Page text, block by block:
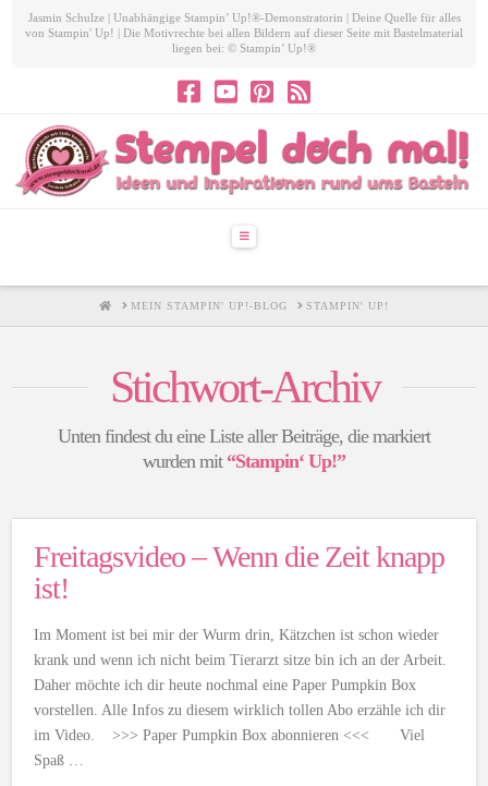
Jasmin Schulze | Unabhängige Stampin’ Up!®-Demonstratorin | Deine Quelle für alles
von Stampin' Up! | Die Motivrechte bei allen Bildern auf dieser Seite mit Bastelmaterial
liegen bei: © Stampin’ Up!®
Navigation
HOMEMEIN STAMPIN' UP!-BLOG STAMPIN' UP!
Stichwort-Archiv
Unten findest du eine Liste aller Beiträge, die markiert
wurden mit “Stampin‘ Up!”
Freitagsvideo – Wenn die Zeit knapp
ist!
Im Moment ist bei mir der Wurm drin, Kätzchen ist schon wieder
krank und wenn ich nicht beim Tierarzt sitze bin ich an der Arbeit.
Daher möchte ich dir heute nochmal eine Paper Pumpkin Box
vorstellen. Alle Infos zu diesem wirklich tollen Abo erzähle ich dir
im Video. >>> Paper Pumpkin Box abonnieren <<< Viel
Spaß …